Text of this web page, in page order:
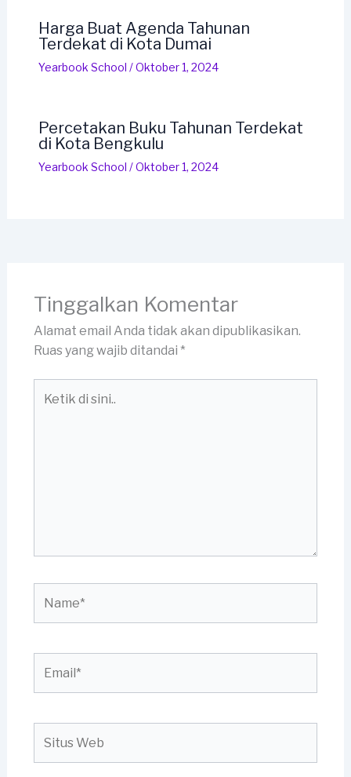
Harga Buat Agenda Tahunan
Terdekat di Kota Dumai
Yearbook School /Oktober 1, 2024
Percetakan Buku Tahunan Terdekat
di Kota Bengkulu
Yearbook School /Oktober 1, 2024
Tinggalkan Komentar
Alamat email Anda tidak akan dipublikasikan.
Ruas yang wajib ditandai *
Web